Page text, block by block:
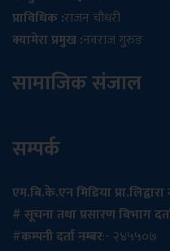
प्राविधिक :राजन चौधरी
क्यामेरा प्रमुख :नवराज गुरुङ
सामाजिक संजाल
सम्पर्क
एम.बि.के.एन मिडिया
# सूचना तथा प्रसारण विभाग
#कम्पनी दर्ता नम्बर:- २४५५०७